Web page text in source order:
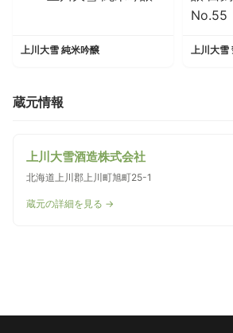
上川大雪 純米吟醸
蔵元情報
上川大雪酒造株式会社
北海道上川郡上川町旭町25-1
蔵元の詳細を見る →